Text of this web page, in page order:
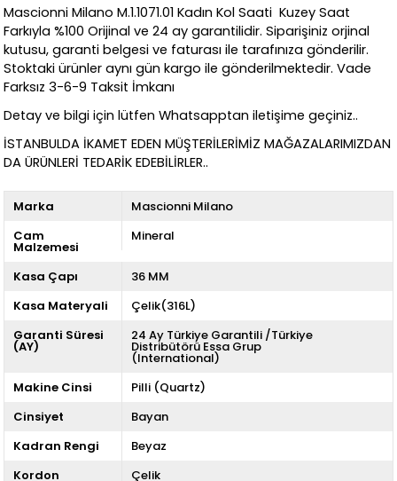
Mascionni Milano M.1.1071.01 Kadın Kol Saati Kuzey Saat
Farkıyla %100 Orijinal ve 24 ay garantilidir. Siparişiniz orjinal
kutusu, garanti belgesi ve faturası ile tarafınıza gönderilir.
Stoktaki ürünler aynı gün kargo ile gönderilmektedir. Vade
Farksız 3-6-9 Taksit İmkanı
Detay ve bilgi için lütfen Whatsapptan iletişime geçiniz..
İSTANBULDA İKAMET EDEN MÜŞTERİLERİMİZ MAĞAZALARIMIZDAN
DA ÜRÜNLERİ TEDARİK EDEBİLİRLER..
Marka
Mascionni Milano
Cam
Malzemesi
Mineral
Kasa Çapı
36 MM
Kasa Materyali
Çelik(316L)
Garanti Süresi
(AY)
24 Ay Türkiye Garantili /Türkiye
Distribütörü Essa Grup
(International)
Makine Cinsi
Pilli (Quartz)
Cinsiyet
Bayan
Kadran Rengi
Beyaz
Kordon
Çelik